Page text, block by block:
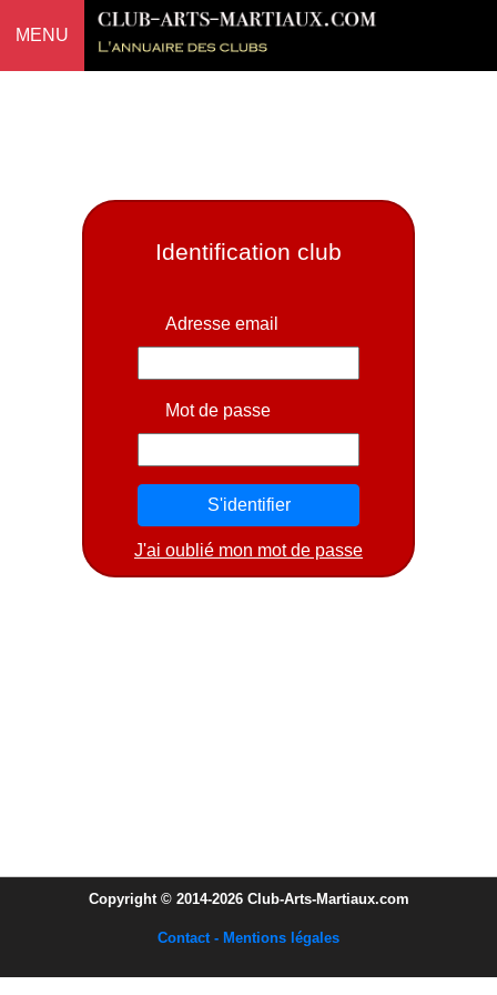
MENU
Identification club
Adresse email
Mot de passe
J'ai oublié mon mot de passe
Copyright © 2014-2026 Club-Arts-Martiaux.com
Contact - Mentions légales